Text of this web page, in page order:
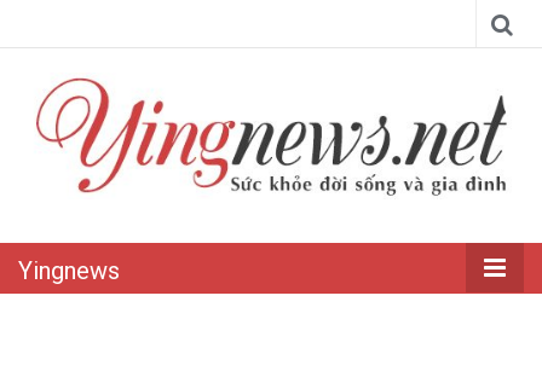
Yingnews